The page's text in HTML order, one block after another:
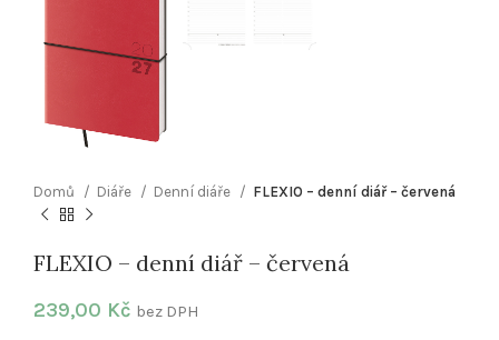
Domů Diáře Denní diáře FLEXIO – denní diář – červená
FLEXIO – denní diář – červená
239,00 Kč bez DPH